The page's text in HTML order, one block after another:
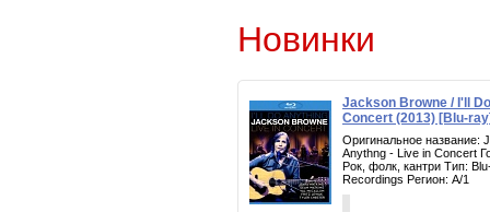
Новинки
Jackson Browne / I'll
Concert (2013) [Blu-
Оригинальное название:
Anythng - Live in Concert
Рок, фолк, кантри Тип:
Recordings Регион: A/1